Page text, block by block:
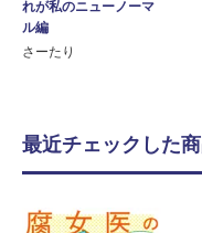
れが私のニューノーマ
ル編
さーたり
最近チェックした